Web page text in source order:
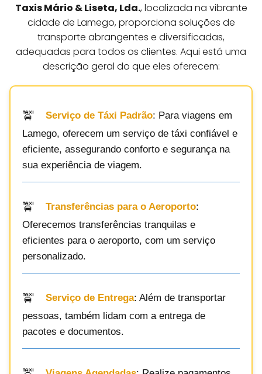
Taxis Mário & Liseta, Lda., localizada na vibrante
cidade de Lamego, proporciona soluções de
transporte abrangentes e diversificadas,
adequadas para todos os clientes. Aqui está uma
descrição geral do que eles oferecem:
Serviço de Táxi Padrão: Para viagens em
Lamego, oferecem um serviço de táxi confiável e
eficiente, assegurando conforto e segurança na
sua experiência de viagem.
Transferências para o Aeroporto:
Oferecemos transferências tranquilas e
eficientes para o aeroporto, com um serviço
personalizado.
Serviço de Entrega: Além de transportar
pessoas, também lidam com a entrega de
pacotes e documentos.